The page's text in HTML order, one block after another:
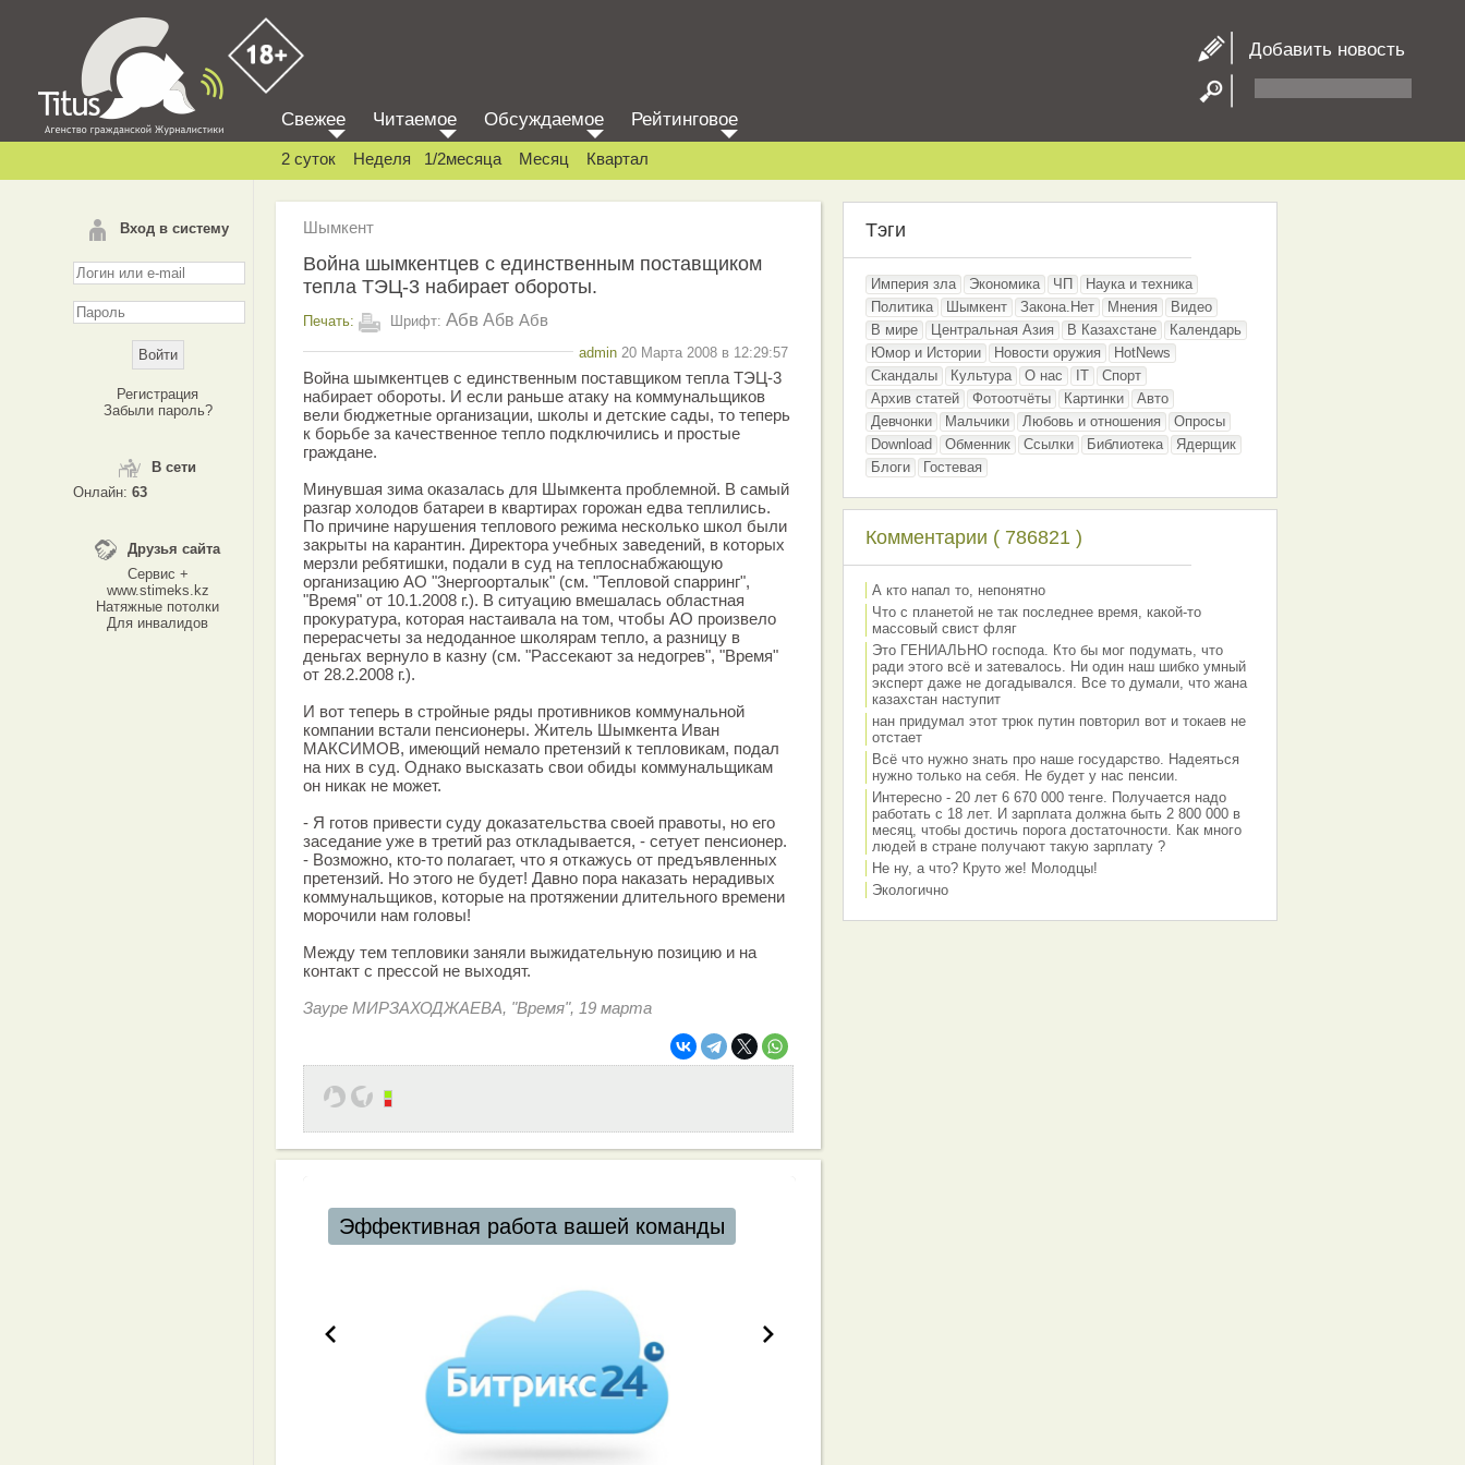
Добавить новость
Вход в систему
Регистрация
Забыли пароль?
В сети
Онлайн: 63
Друзья сайта
Сервис +
www.stimeks.kz
Натяжные потолки
Для инвалидов
Свежее Читаемое Обсуждаемое Рейтинговое
2 суток Неделя 1/2месяца Месяц Квартал
Шымкент
Война шымкентцев с единственным поставщиком
тепла ТЭЦ-3 набирает обороты.
Печать: Шрифт: Абв Абв Абв
admin 20 Марта 2008 в 12:29:57
Война шымкентцев с единственным поставщиком тепла ТЭЦ-3
набирает обороты. И если раньше атаку на коммунальщиков
вели бюджетные организации, школы и детские сады, то теперь
к борьбе за качественное тепло подключились и простые
граждане.
Минувшая зима оказалась для Шымкента проблемной. В самый
разгар холодов батареи в квартирах горожан едва теплились.
По причине нарушения теплового режима несколько школ были
закрыты на карантин. Директора учебных заведений, в которых
мерзли ребятишки, подали в суд на теплоснабжающую
организацию АО "3нергоорталык" (см. "Тепловой спарринг",
"Время" от 10.1.2008 г.). В ситуацию вмешалась областная
прокуратура, которая настаивала на том, чтобы АО произвело
перерасчеты за недоданное школярам тепло, а разницу в
деньгах вернуло в казну (см. "Рассекают за недогрев", "Время"
от 28.2.2008 г.).
И вот теперь в стройные ряды противников коммунальной
компании встали пенсионеры. Житель Шымкента Иван
МАКСИМОВ, имеющий немало претензий к тепловикам, подал
на них в суд. Однако высказать свои обиды коммунальщикам
он никак не может.
- Я готов привести суду доказательства своей правоты, но его
заседание уже в третий раз откладывается, - сетует пенсионер.
- Возможно, кто-то полагает, что я откажусь от предъявленных
претензий. Но этого не будет! Давно пора наказать нерадивых
коммунальщиков, которые на протяжении длительного времени
морочили нам головы!
Между тем тепловики заняли выжидательную позицию и на
контакт с прессой не выходят.
Зауре МИРЗАХОДЖАЕВА, "Время", 19 марта
Эффективная работа вашей команды
Тэги
Империя зла Экономика ЧП
Наука и техника
Политика
Шымкент Закона.Нет Мнения
Видео
В мире
Центральная Азия В Казахстане
Календарь
Юмор и Истории
Новости оружия
HotNews
Скандалы
Культура О нас IT
Спорт
Архив статей
Фотоотчёты Картинки
Авто
Девчонки
Мальчики Любовь и отношения
Опросы
Download
Обменник Ссылки Библиотека
Ядерщик
Блоги
Гостевая
Комментарии ( 786821 )
А кто напал то, непонятно
Что с планетой не так последнее время, какой-то
массовый свист фляг
Это ГЕНИАЛЬНО господа. Кто бы мог подумать, что
ради этого всё и затевалось. Ни один наш шибко умный
эксперт даже не догадывался. Все то думали, что жана
казахстан наступит
нан придумал этот трюк путин повторил вот и токаев не
отстает
Всё что нужно знать про наше государство. Надеяться
нужно только на себя. Не будет у нас пенсии.
Интересно - 20 лет 6 670 000 тенге. Получается надо
работать с 18 лет. И зарплата должна быть 2 800 000 в
месяц, чтобы достичь порога достаточности. Как много
людей в стране получают такую зарплату ?
Не ну, а что? Круто же! Молодцы!
Экологично